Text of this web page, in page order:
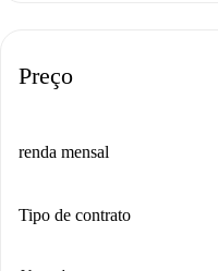
Preço
renda mensal
Tipo de contrato